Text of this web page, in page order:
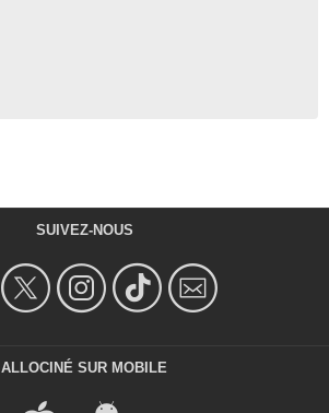
SUIVEZ-NOUS
ALLOCINÉ SUR MOBILE